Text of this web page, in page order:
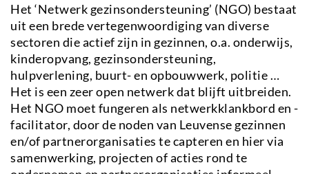
Het ‘Netwerk gezinsondersteuning’ (NGO) bestaat
uit een brede vertegenwoordiging van diverse
sectoren die actief zijn in gezinnen, o.a. onderwijs,
kinderopvang, gezinsondersteuning,
hulpverlening, buurt- en opbouwwerk, politie …
Het is een zeer open netwerk dat blijft uitbreiden.
Het NGO moet fungeren als netwerkklankbord en -
facilitator, door de noden van Leuvense gezinnen
en/of partnerorganisaties te capteren en hier via
samenwerking, projecten of acties rond te